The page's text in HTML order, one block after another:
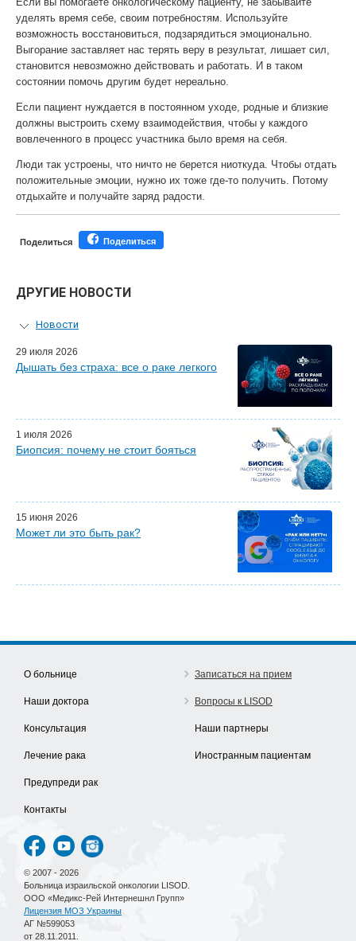
уделять время себе, своим потребностям. Используйте
возможность восстановиться, подзарядиться эмоционально.
Выгорание заставляет нас терять веру в результат, лишает сил,
становится невозможно действовать и работать. И в таком
состоянии помочь другим будет нереально.
Если пациент нуждается в постоянном уходе, родные и близкие
должны выстроить схему взаимодействия, чтобы у каждого
вовлеченного в процесс участника было время на себя.
Люди так устроены, что ничто не берется ниоткуда. Чтобы отдать
положительные эмоции, нужно их тоже где-то получить. Потому
отдыхайте и получайте заряд радости.
Поделиться Поделиться
ДРУГИЕ НОВОСТИ
Новости
Персональный гид
Мастер-классы для врачей
Наши партнеры
29 июля 2026
Дышать без страха: все о раке легкого
1 июля 2026
Биопсия: почему не стоит бояться
15 июня 2026
Может ли это быть рак?
О больнице
Наши доктора
Консультация
Лечение рака
Предупреди рак
Контакты
Записаться на прием
Вопросы к LISOD
Наши партнеры
Иностранным пациентам
© 2007 - 2026
Больница израильской онкологии LISOD.
ООО «Медикс-Рей Интернешнл Групп»
Лицензия МОЗ Украины
АГ №599053
от 28.11.2011.